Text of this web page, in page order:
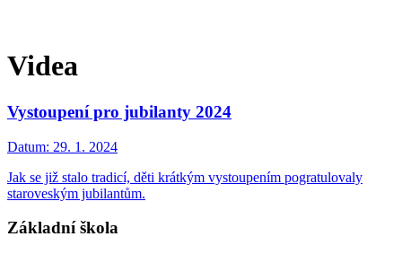
Videa
Vystoupení pro jubilanty 2024
Datum: 29. 1. 2024
Jak se již stalo tradicí, děti krátkým vystoupením pogratulovaly
staroveským jubilantům.
Základní škola